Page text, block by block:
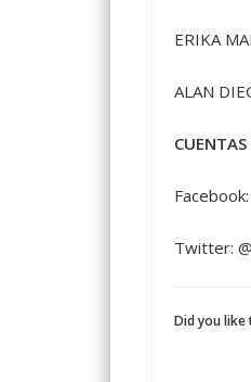
ERIKA
ALAN
CUENTAS
Twitter:
Did you like